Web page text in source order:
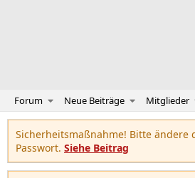
Forum Neue Beiträge Mitglieder
Sicherheitsmaßnahme! Bitte ändere
Passwort. Siehe Beitrag